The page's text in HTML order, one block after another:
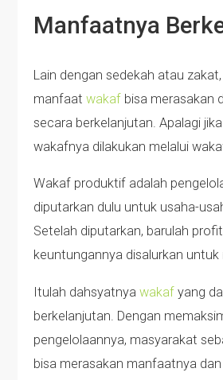
Manfaatnya
Lain dengan sedekah atau
manfaatwakaf bisa merasakan
secara berkelanjutan. Apalagi
wakafnya dilakukan melalui
Wakaf produktif adalah
diputarkan dulu untuk usaha-
Setelah diputarkan, barulah
keuntungannya disalurkan untuk
Itulah dahsyatnyawakaf yang
berkelanjutan. Dengan
pengelolaannya, masyarakat
bisa merasakan manfaatnya dan